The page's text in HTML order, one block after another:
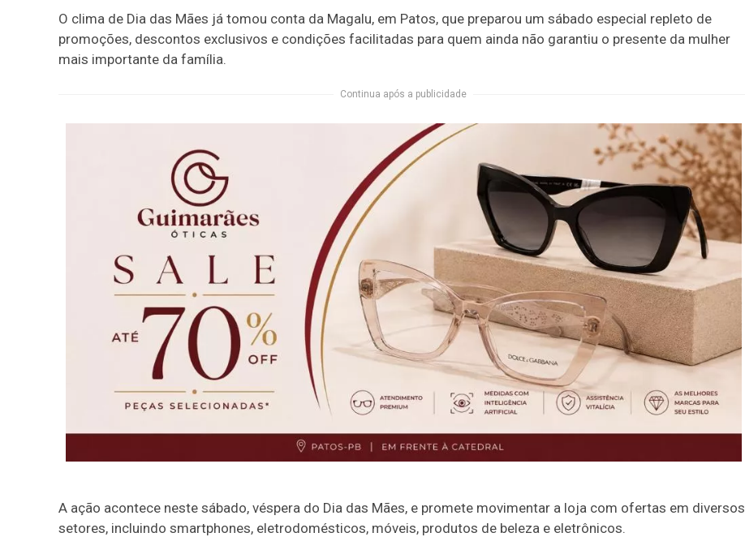
O clima de Dia das Mães já tomou conta da Magalu, em Patos, que preparou um sábado especial repleto de
promoções, descontos exclusivos e condições facilitadas para quem ainda não garantiu o presente da mulher
mais importante da família.
Continua após a publicidade
A ação acontece neste sábado, véspera do Dia das Mães, e promete movimentar a loja com ofertas em diversos
setores, incluindo smartphones, eletrodomésticos, móveis, produtos de beleza e eletrônicos.